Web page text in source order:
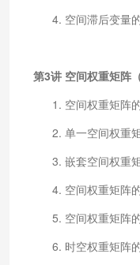
空间滞后变量
第3讲 空间权重矩阵
空间权重矩阵
单一空间权重
嵌套空间权重
空间权重矩阵
空间权重矩阵
时空权重矩阵